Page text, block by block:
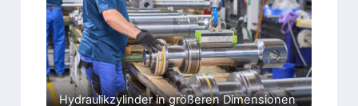
Hydraulikzylinder in größeren Dimensionen